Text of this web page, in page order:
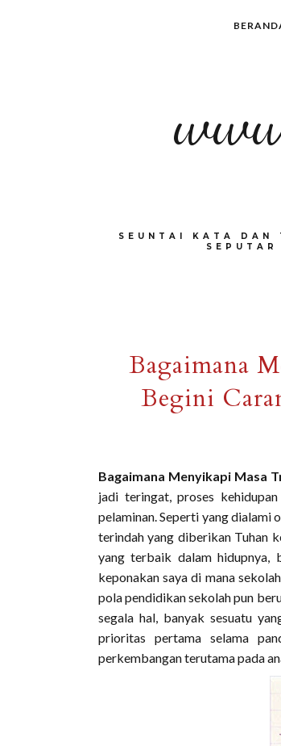
SEUNTAI KATA DAN
Bagaimana
Begini
Bagaimana Menyikapi Masa
jadi teringat, proses
pelaminan. Seperti yang dialami
terindah yang diberikan Tuhan
yang terbaik dalam hidupnya,
keponakan saya di mana
pola pendidikan sekolah pun
segala hal, banyak sesuatu
prioritas pertama selama
perkembangan terutama pada